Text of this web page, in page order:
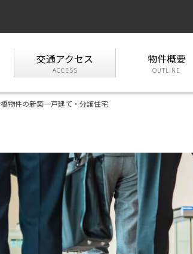
交通アクセス
ACCESS
物件概要
OUTLINE
物件の新築一戸建て・分譲住宅